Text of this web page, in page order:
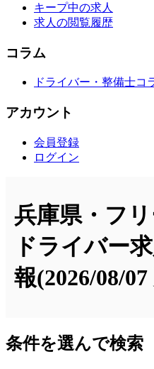
キープ中の求人
求人の閲覧履歴
コラム
ドライバー・整備士コ
アカウント
会員登録
ログイン
兵庫県・フ
ドライバー
報(2026/08/
条件を選んで検索